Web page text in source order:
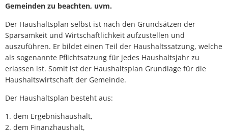
Gemeinden zu beachten, uvm.
Der Haushaltsplan selbst ist nach den Grundsätzen der
Sparsamkeit und Wirtschaftlichkeit aufzustellen und
auszuführen. Er bildet einen Teil der Haushaltssatzung, welche
als sogenannte Pflichtsatzung für jedes Haushaltsjahr zu
erlassen ist. Somit ist der Haushaltsplan Grundlage für die
Haushaltswirtschaft der Gemeinde.
Der Haushaltsplan besteht aus:
1. dem Ergebnishaushalt,
2. dem Finanzhaushalt,